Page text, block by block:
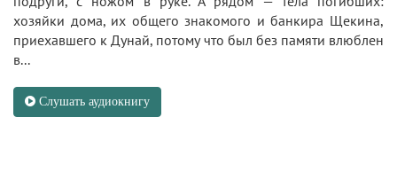
хозяйки дома, их общего знакомого и банкира Щекина,
приехавшего к Дунай, потому что был без памяти влюблен
в...
Слушать аудиокнигу